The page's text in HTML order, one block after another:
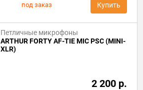
Купить
под заказ
Петличные микрофоны
ARTHUR FORTY AF-TIE MIC PSC (MINI-
XLR)
2 200 р.